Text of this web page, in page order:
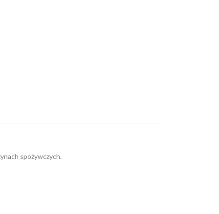
spożywczych.